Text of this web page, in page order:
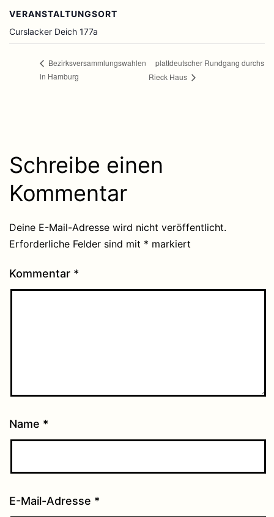
VERANSTALTUNGSORT
Curslacker Deich 177a
Bezirksversammlungswahlen
in Hamburg
plattdeutscher Rundgang durchs
Rieck Haus
Schreibe einen
Kommentar
Deine E-Mail-Adresse wird nicht veröffentlicht.
Erforderliche Felder sind mit * markiert
Kommentar *
Name *
E-Mail-Adresse *